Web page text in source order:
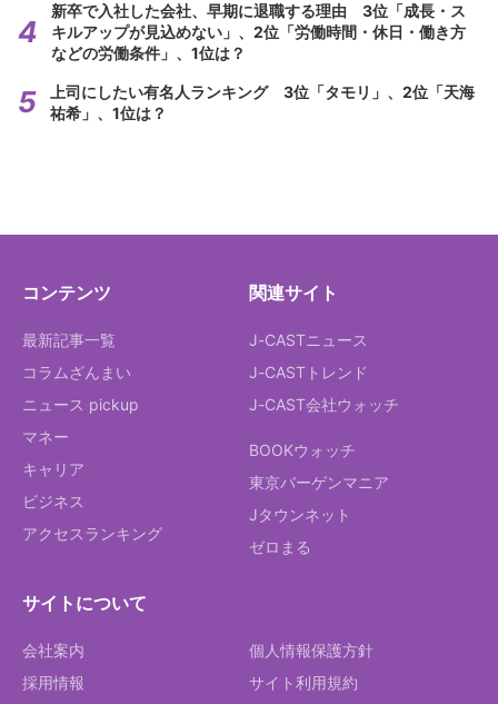
新卒で入社した会社、早期に退職する理由 3位「成長・ス
キルアップが見込めない」、2位「労働時間・休日・働き方
などの労働条件」、1位は？
上司にしたい有名人ランキング 3位「タモリ」、2位「天海
祐希」、1位は？
コンテンツ
最新記事一覧
コラムざんまい
ニュース pickup
マネー
キャリア
ビジネス
アクセスランキング
関連サイト
J-CASTニュース
J-CASTトレンド
J-CAST会社ウォッチ
BOOKウォッチ
東京バーゲンマニア
Jタウンネット
ゼロまる
サイトについて
会社案内
採用情報
個人情報保護方針
サイト利用規約